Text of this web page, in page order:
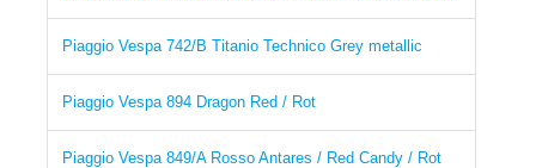
Piaggio Vespa 742/B Titanio Technico Grey metallic
Piaggio Vespa 894 Dragon Red / Rot
Piaggio Vespa 849/A Rosso Antares / Red Candy / Rot